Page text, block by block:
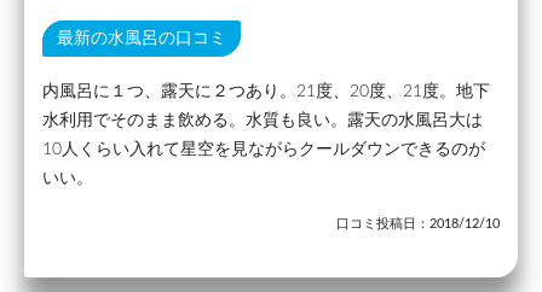
最新の水風呂の口コミ
内風呂に１つ、露天に２つあり。21度、20度、21度。地下
水利用でそのまま飲める。水質も良い。露天の水風呂大は
10人くらい入れて星空を見ながらクールダウンできるのが
いい。
口コミ投稿日：2018/12/10